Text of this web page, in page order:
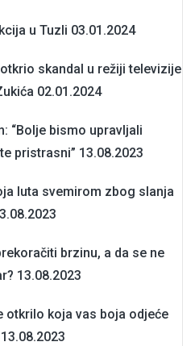
u Tuzli 03.01.2024
skandal u režiji televizije
02.01.2024
“Bolje bismo upravljali
pristrasni” 13.08.2023
luta svemirom zbog slanja
brzinu, a da se ne
13.08.2023
otkrilo koja vas boja odjeće
13.08.2023